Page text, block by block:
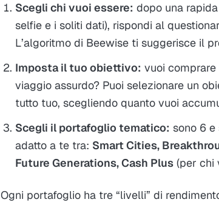
Scegli chi vuoi essere: dopo una
selfie e i soliti dati), rispondi al
L’algoritmo di Beewise ti suggerisce il
Imposta il tuo obiettivo: vuoi
viaggio assurdo? Puoi selezionare un
tutto tuo, scegliendo quanto vuoi
Scegli il portafoglio tematico: sono 6
adatto a te tra: Smart Cities,
Future Generations, Cash Plus (per chi
Ogni portafoglio ha tre “livelli” di